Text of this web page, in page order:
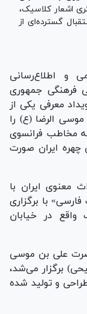
اشعار کلاسیک،
گسترده‌ای از
و اطلاع‌رسانی
فرهنگی جمهوری
معرفی یکی از
الرضا (ع) را
مخاطب فرانسوی
چهره ایران صورت
معنوی ایران با
با برگزاری
واقع در خیابان
علی بن موسی
برگزار می‌شد،
و تولید شده